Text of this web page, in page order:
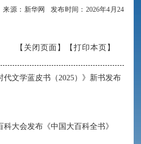
源：新华网 发布时间：2026年4月24
【打印本页】
【关闭页面】
代文学蓝皮书（2025）》新书发布
大会发布《中国大百科全书》